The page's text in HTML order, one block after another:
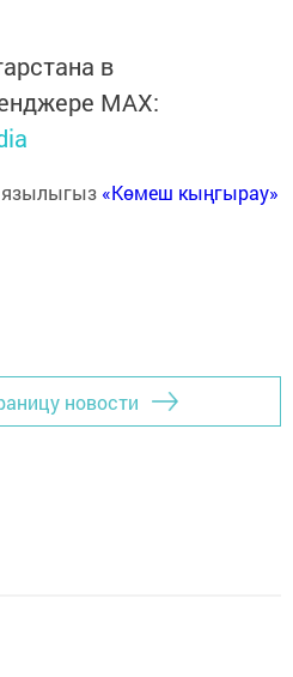
в
MАХ:
язылыгыз «Көмеш кыңгырау»
новости